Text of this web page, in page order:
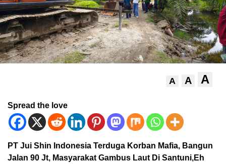
A A A
Spread the love
PT Jui Shin Indonesia Terduga Korban Mafia, Bangun
Jalan 90 Jt, Masyarakat Gambus Laut Di Santuni,Eh